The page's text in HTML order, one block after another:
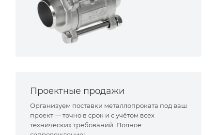
Проектные продажи
Организуем поставки металлопроката под ваш
проект — точно в срок и с учётом всех
технических требований. Полное